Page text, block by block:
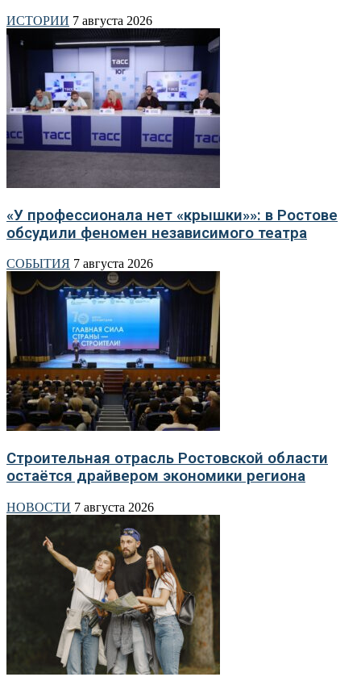
ИСТОРИИ 7 августа 2026
«У профессионала нет «крышки»»: в Ростове
обсудили феномен независимого театра
СОБЫТИЯ 7 августа 2026
Строительная отрасль Ростовской области
остаётся драйвером экономики региона
НОВОСТИ 7 августа 2026